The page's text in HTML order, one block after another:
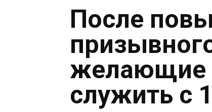
После
желающие
служить с